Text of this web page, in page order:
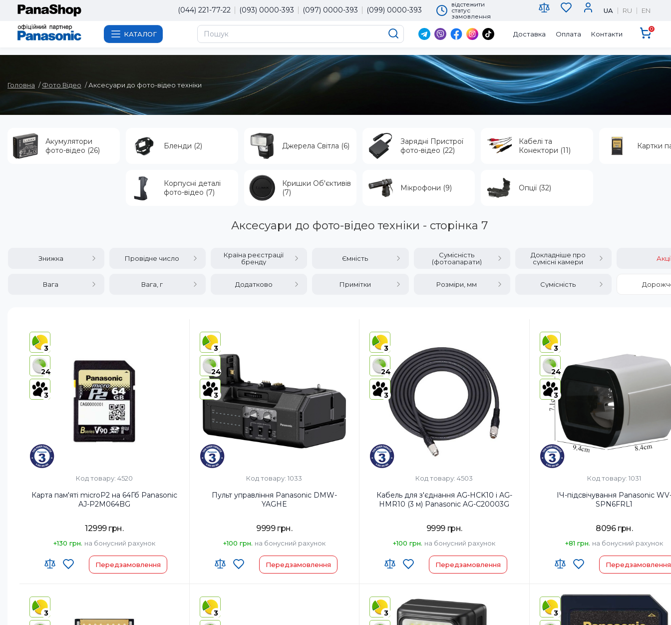
(044) 221-77-22 (093) 0000-393 (097) 0000-393 (099) 0000-393
відстежити
статус
замовлення
UA RU EN
КАТАЛОГ Доставка Оплата Контакти
0
Головна Фото Вiдео Аксесуари до фото-відео техніки
Акумулятори
фото-відео (26)
Бленди (2) Джерела Світла (6)
Зарядні Пристрої
фото-відео (22)
Кабелі та
Конектори (11)
Картки
Корпусні деталі
фото-відео (7)
Кришки Об'єктивів
(7)
Мікрофони (9) Опції (32)
Аксесуари до фото-відео техніки - сторінка 7
Знижка Провідне число
Країна реєстрації
бренду
Ємність
Сумісність
(фотоапарати)
Докладніше про
сумісні камери
Вага Вага, г Додатково Примітки Розміри, мм Сумісність
×
Мова магазину
3
24
3
Код товару: 4520
Карта пам'яті microP2 на 64Гб Panasonic
AJ-P2M064BG
12999 грн.
+130 грн. на бонусний рахунок
Передзамовлення
Страна регистрации бренда:
3
24
3
Код товару: 1033
Пульт управління Panasonic DMW-
YAGHE
9999 грн.
+100 грн. на бонусний рахунок
Передзамовлення
Страна регистрации бренда:
3
24
3
Код товару: 4503
Кабель для з'єднання AG-HCK10 і AG-
HMR10 (3 м) Panasonic AG-C20003G
9999 грн.
+100 грн. на бонусний рахунок
Передзамовлення
Страна регистрации бренда:
3
24
3
Код товару: 1031
ІЧ-підсвічування Panasonic
SPN6FRL1
8096 грн.
+81 грн. на бонусний рахунок
Передзамовлення
Страна регистрации бренда:
3 3 3 3